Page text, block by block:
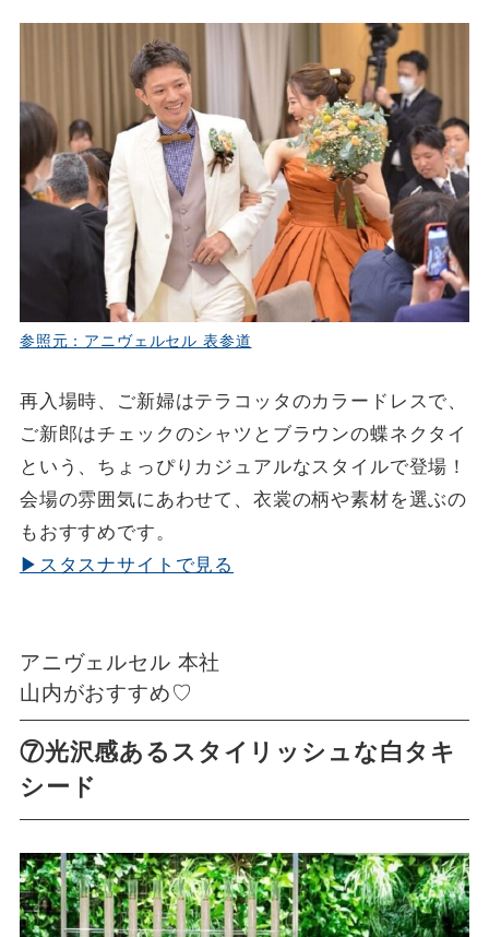
参照元：アニヴェルセル 表参道
再入場時、ご新婦はテラコッタのカラードレスで、
ご新郎はチェックのシャツとブラウンの蝶ネクタイ
という、ちょっぴりカジュアルなスタイルで登場！
会場の雰囲気にあわせて、衣裳の柄や素材を選ぶの
もおすすめです。
▶スタスナサイトで見る
アニヴェルセル 本社
山内がおすすめ♡
⑦光沢感あるスタイリッシュな白タキ
シード